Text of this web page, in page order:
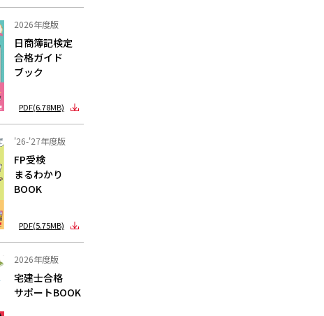
2026年度版
日商簿記検定
合格ガイド
ブック
PDF(6.78MB)
'26-'27年度版
FP受検
まるわかり
BOOK
PDF(5.75MB)
2026年度版
宅建士合格
サポートBOOK